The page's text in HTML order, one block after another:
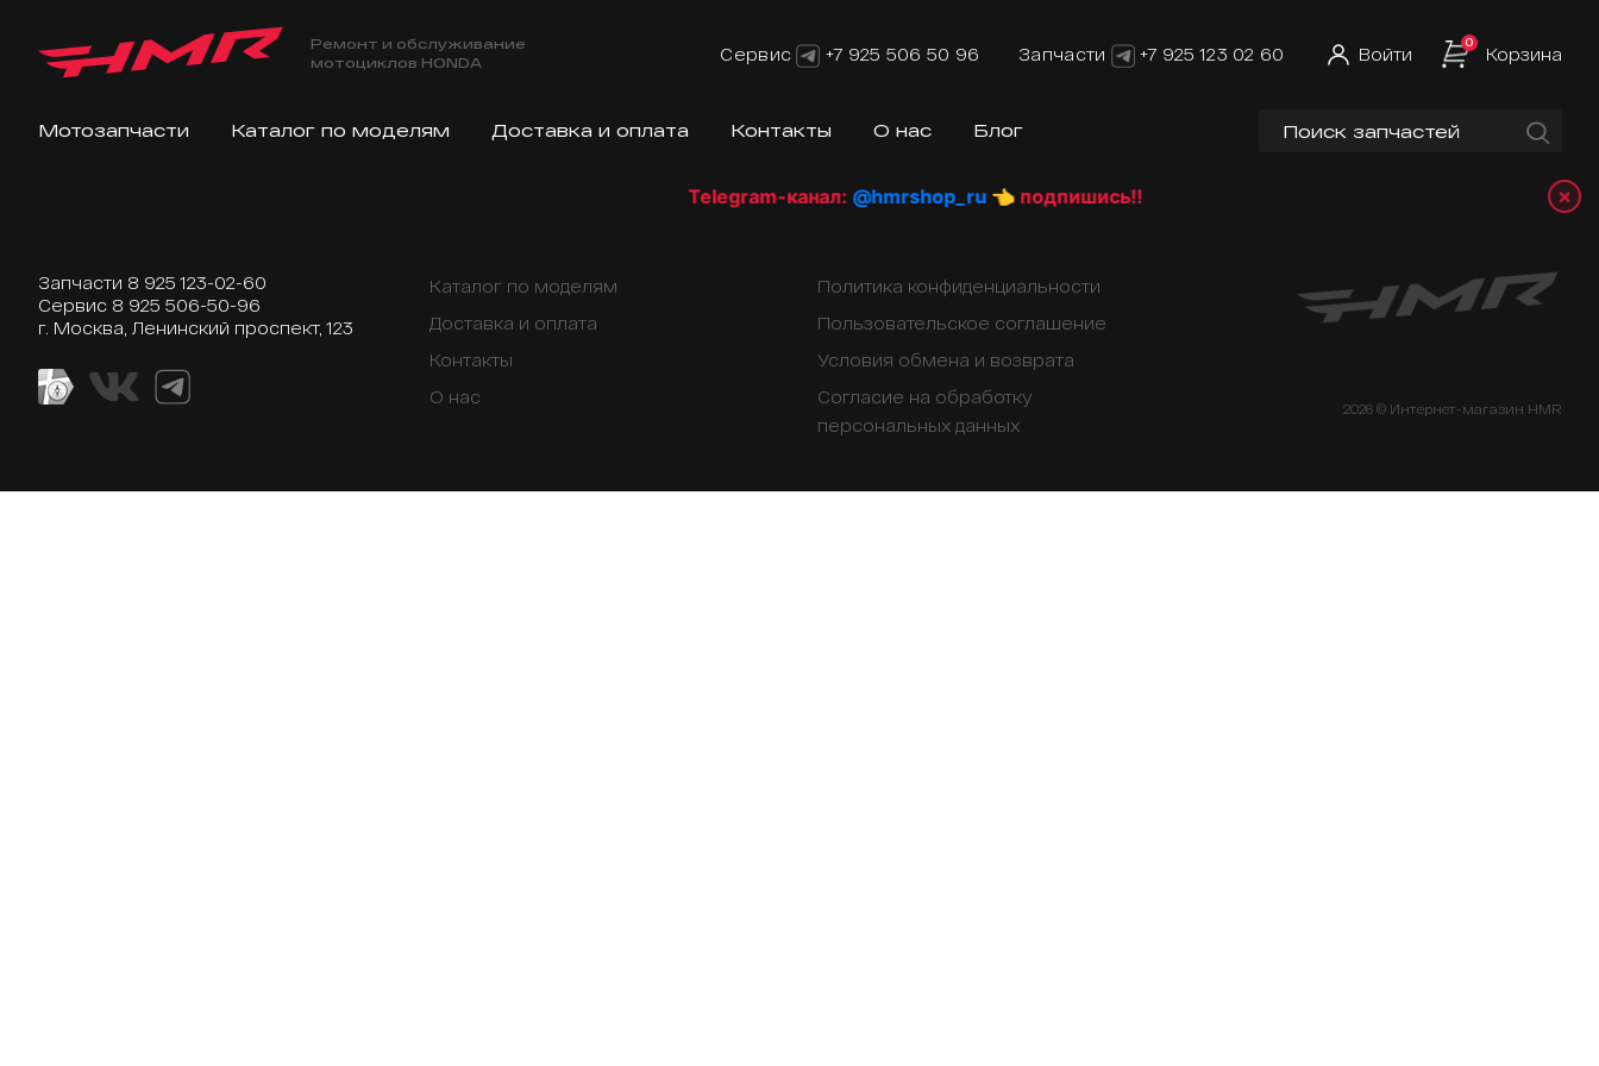
Ремонт и обслуживание
мотоциклов HONDA
Сервис +7 925 506 50 96 Запчасти +7 925 123 02 60 Войти
0
Корзина
Мотозапчасти Каталог по моделям Доставка и оплата Контакты О нас Блог
Telegram-канал:@hmrshop_ru 👈 подпишись!! ×
Запчасти 8 925 123-02-60
Сервис 8 925 506-50-96
г. Москва, Ленинский проспект, 123
Каталог по моделям
Доставка и оплата
Контакты
О нас
Политика конфиденциальности
Пользовательское соглашение
Условия обмена и возврата
Согласие на обработку
персональных данных
2026 © Интернет-магазин HMR